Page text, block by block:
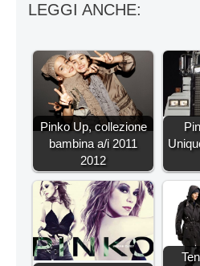
LEGGI ANCHE:
Pinko Up, collezione
bambina a/i 2011
2012